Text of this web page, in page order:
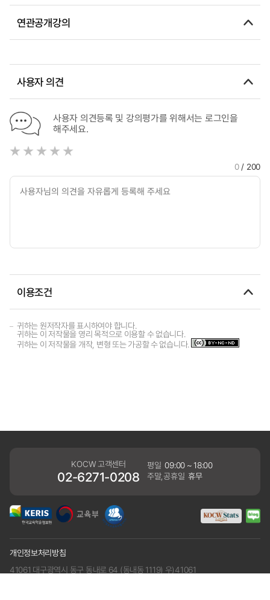
연관공개강의
사용자 의견
사용자 의견등록 및 강의평가를 위해서는 로그인을
해주세요.
0/ 200
이용조건
귀하는 원저작자를 표시하여야 합니다.
귀하는 이 저작물을 영리 목적으로 이용할 수 없습니다.
귀하는 이 저작물을 개작, 변형 또는 가공할 수 없습니다.
KOCW 고객센터
02-6271-0208
평일 09:00 ~ 18:00
주말,공휴일 휴무
개인정보처리방침
41061 대구광역시 동구 동내로 64 (동내동 1119) 우)41061